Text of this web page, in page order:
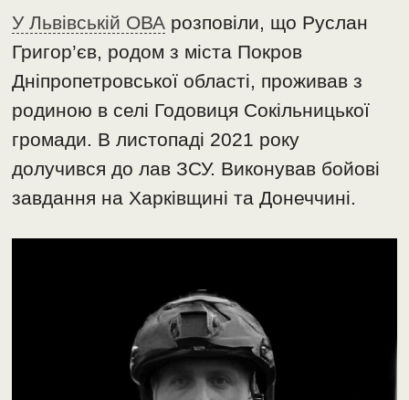
У Львівській ОВА розповіли, що Руслан
Григор’єв, родом з міста Покров
Дніпропетровської області, проживав з
родиною в селі Годовиця Сокільницької
громади. В листопаді 2021 року
долучився до лав ЗСУ. Виконував бойові
завдання на Харківщині та Донеччині.